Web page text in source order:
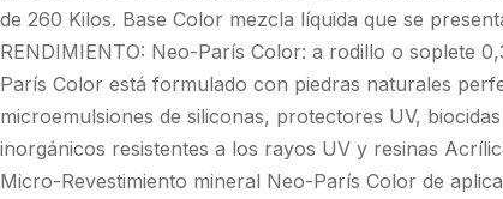
de 260 Kilos. Base Color mezcla líquida que se
RENDIMIENTO: Neo-París Color: a rodillo o soplete
París Color está formulado con piedras naturales
microemulsiones de siliconas, protectores UV,
inorgánicos resistentes a los rayos UV y resinas
Micro-Revestimiento mineral Neo-París Color de